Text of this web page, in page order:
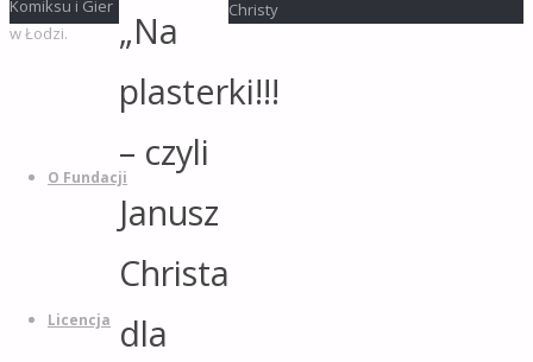
treści
O Fundacji
Licencja
Komiksu i Gier
w Łodzi.
„Na
plasterki!!!
– czyli
Janusz
Christa
dla
Christy
górę